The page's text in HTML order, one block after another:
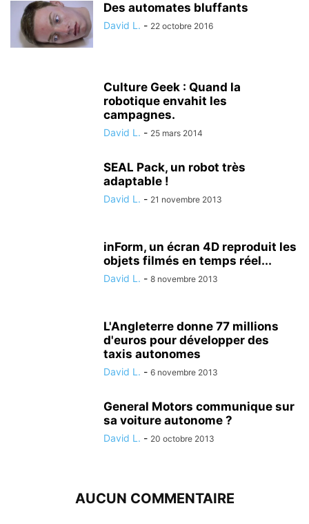
Des automates bluffants
David L. - 22 octobre 2016
Culture Geek : Quand la
robotique envahit les
campagnes.
David L. - 25 mars 2014
SEAL Pack, un robot très
adaptable !
David L. - 21 novembre 2013
inForm, un écran 4D reproduit les
objets filmés en temps réel...
David L. - 8 novembre 2013
L'Angleterre donne 77 millions
d'euros pour développer des
taxis autonomes
David L. - 6 novembre 2013
General Motors communique sur
sa voiture autonome ?
David L. - 20 octobre 2013
AUCUN COMMENTAIRE